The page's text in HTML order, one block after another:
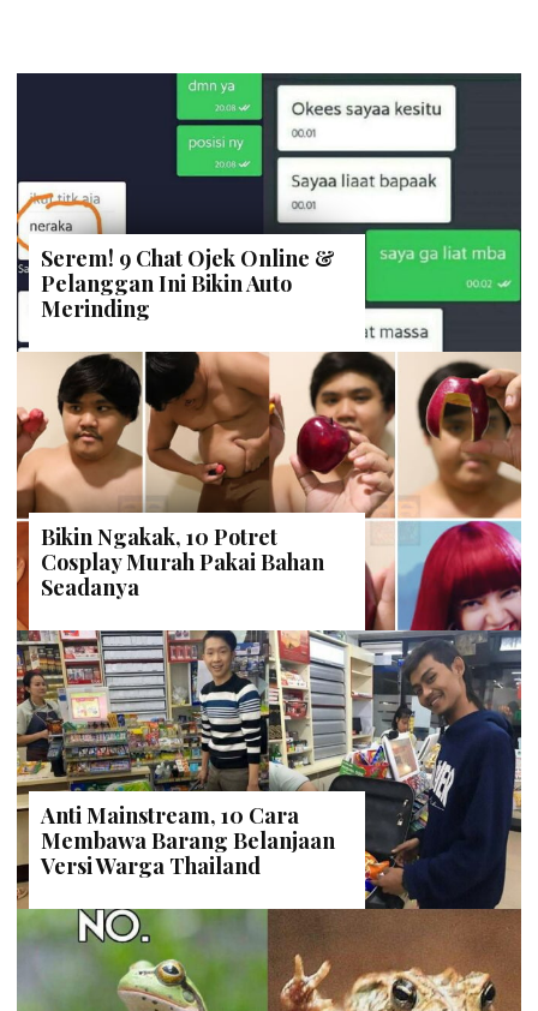
Serem! 9 Chat Ojek Online &
Pelanggan Ini Bikin Auto
Merinding
Bikin Ngakak, 10 Potret
Cosplay Murah Pakai Bahan
Seadanya
Anti Mainstream, 10 Cara
Membawa Barang Belanjaan
Versi Warga Thailand